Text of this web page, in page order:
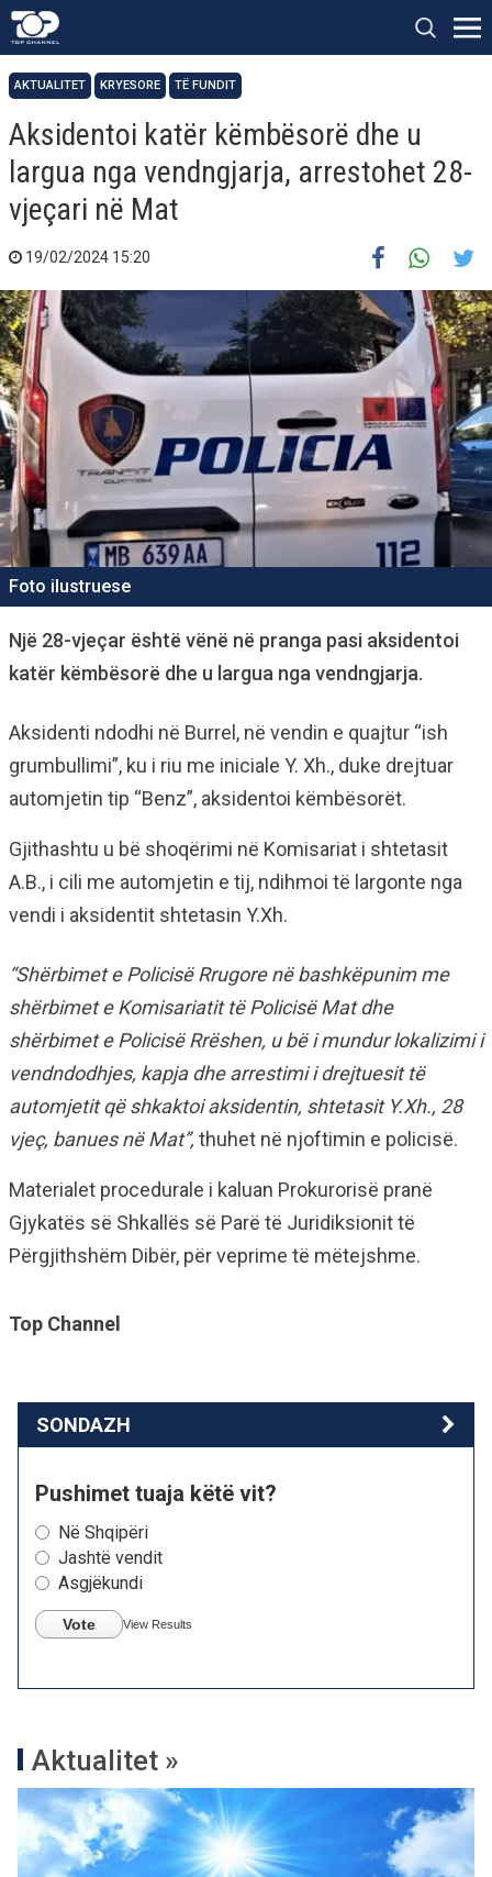
AKTUALITET KRYESORE TË FUNDIT
Aksidentoi katër këmbësorë dhe u
largua nga vendngjarja, arrestohet 28-
vjeçari në Mat
19/02/2024 15:20
Foto ilustruese
Një 28-vjeçar është vënë në pranga pasi aksidentoi
katër këmbësorë dhe u largua nga vendngjarja.
Aksidenti ndodhi në Burrel, në vendin e quajtur “ish
grumbullimi”, ku i riu me iniciale Y. Xh., duke drejtuar
automjetin tip “Benz”, aksidentoi këmbësorët.
Gjithashtu u bë shoqërimi në Komisariat i shtetasit
A.B., i cili me automjetin e tij, ndihmoi të largonte nga
vendi i aksidentit shtetasin Y.Xh.
“Shërbimet e Policisë Rrugore në bashkëpunim me
shërbimet e Komisariatit të Policisë Mat dhe
shërbimet e Policisë Rrëshen, u bë i mundur lokalizimi i
vendndodhjes, kapja dhe arrestimi i drejtuesit të
automjetit që shkaktoi aksidentin, shtetasit Y.Xh., 28
vjeç, banues në Mat”, thuhet në njoftimin e policisë.
Materialet procedurale i kaluan Prokurorisë pranë
Gjykatës së Shkallës së Parë të Juridiksionit të
Përgjithshëm Dibër, për veprime të mëtejshme.
Top Channel
SONDAZH
Pushimet tuaja këtë vit?
Në Shqipëri
Jashtë vendit
Asgjëkundi
Vote View Results
Aktualitet »